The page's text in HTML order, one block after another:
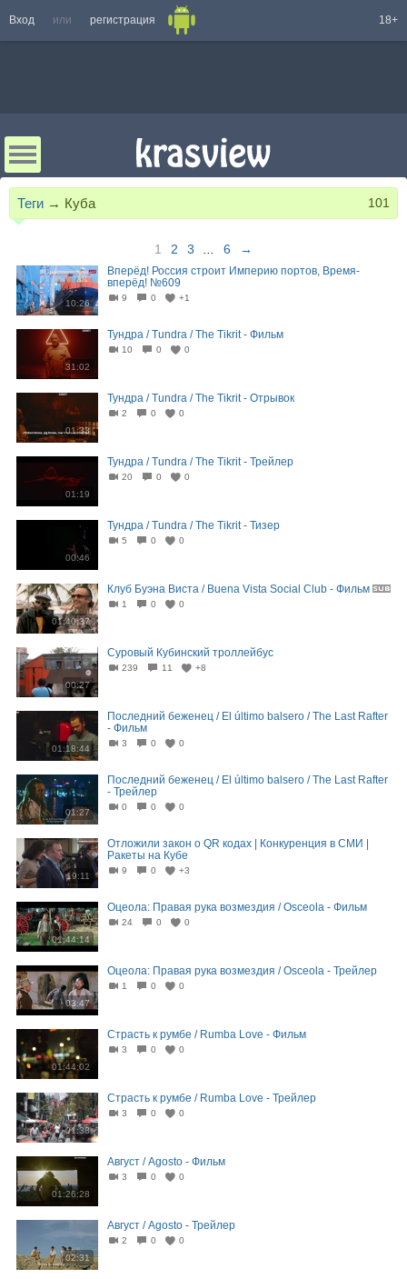
Вход или регистрация 18+
Теги → Куба 101
1 2 3 6 →
10:26
Вперёд! Россия строит Империю портов, Время-
вперёд! №609
9 0 +1
31:02
Тундра / Tundra / The Tikrit - Фильм
10 0 0
01:33
Тундра / Tundra / The Tikrit - Отрывок
2 0 0
01:19
Тундра / Tundra / The Tikrit - Трейлер
20 0 0
00:46
Тундра / Tundra / The Tikrit - Тизер
5 0 0
01:40:37
Клуб Буэна Виста / Buena Vista Social Club - Фильм
1 0 0
00:27
Суровый Кубинский троллейбус⁠⁠
239 11 +8
01:18:44
Последний беженец / El último balsero / The Last Rafter
- Фильм
3 0 0
01:27
Последний беженец / El último balsero / The Last Rafter
- Трейлер
0 0 0
19:11
Отложили закон о QR кодах | Конкуренция в СМИ |
Ракеты на Кубе
9 0 +3
01:44:14
Оцеола: Правая рука возмездия / Osceola - Фильм
24 0 0
03:47
Оцеола: Правая рука возмездия / Osceola - Трейлер
1 0 0
01:44:02
Страсть к румбе / Rumba Love - Фильм
3 0 0
01:38
Страсть к румбе / Rumba Love - Трейлер
3 0 0
01:26:28
Август / Agosto - Фильм
3 0 0
02:31
Август / Agosto - Трейлер
2 0 0